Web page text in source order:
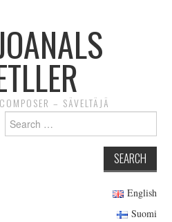
– SÄVELTÄJÄ
Search for:
English
Suomi